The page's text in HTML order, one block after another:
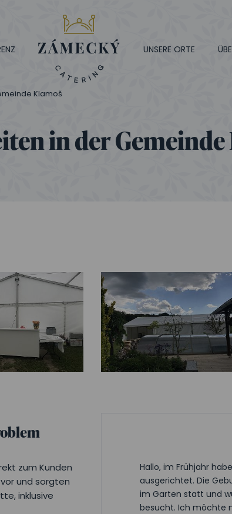
UNSERE ORTE
Klamoš
in der Gemeinde
zum Kunden
und sorgten
inklusive
Hallo, im Frühjahr
ausgerichtet. Die
im Garten statt und
besucht. Ich möchte